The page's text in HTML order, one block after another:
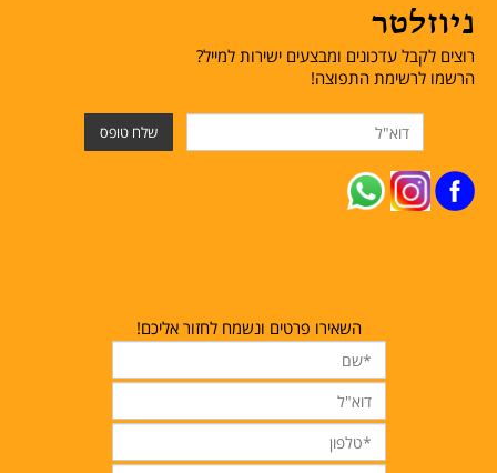
ניוזלטר
רוצים לקבל עדכונים ומבצעים ישירות למייל?
הרשמו לרשימת התפוצה!
השאירו פרטים ונשמח לחזור אליכם!